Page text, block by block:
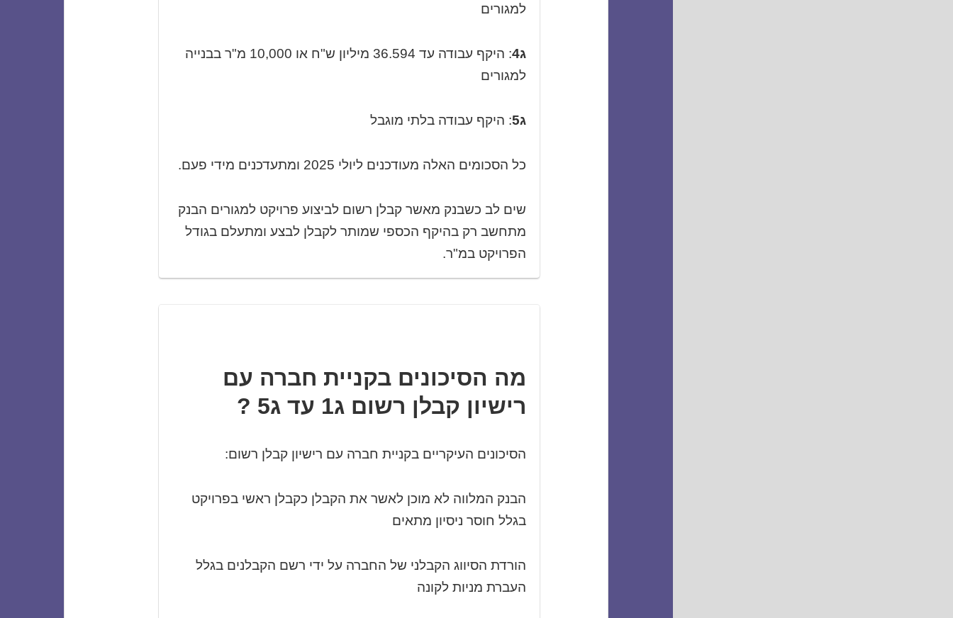
למגורים
ג4
: היקף עבודה עד 36.594 מיליון ש"ח או 10,000 מ"ר בבנייה
למגורים
ג5 : היקף עבודה בלתי מוגבל
כל הסכומים האלה מעודכנים ליולי 2025 ומתעדכנים מידי פעם.
שים לב כשבנק מאשר קבלן רשום לביצוע פרויקט למגורים הבנק
מתחשב רק בהיקף הכספי שמותר לקבלן לבצע ומתעלם בגודל
הפרויקט במ"ר.
מה הסיכונים בקניית חברה עם
רישיון קבלן רשום ג1 עד ג5 ?
הסיכונים העיקריים בקניית חברה עם רישיון קבלן רשום:
הבנק המלווה לא מוכן לאשר את הקבלן כקבלן ראשי בפרויקט
בגלל חוסר ניסיון מתאים
הורדת הסיווג הקבלני של החברה על ידי רשם הקבלנים בגלל
העברת מניות לקונה